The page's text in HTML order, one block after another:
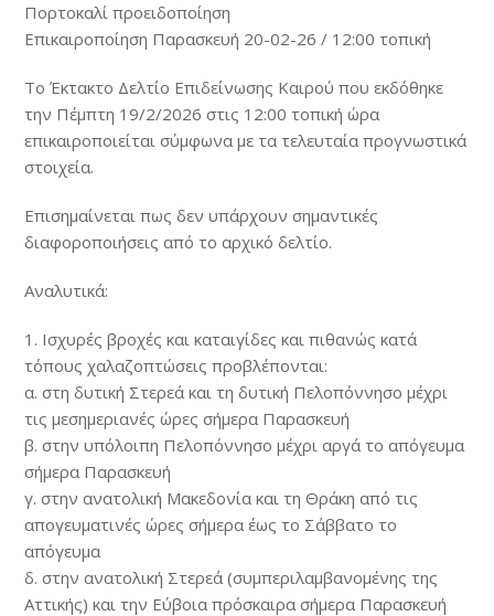
Πορτοκαλί προειδοποίηση
Επικαιροποίηση Παρασκευή 20-02-26 / 12:00 τοπική
Το Έκτακτο Δελτίο Επιδείνωσης Καιρού που εκδόθηκε
την Πέμπτη 19/2/2026 στις 12:00 τοπική ώρα
επικαιροποιείται σύμφωνα με τα τελευταία προγνωστικά
στοιχεία.
Επισημαίνεται πως δεν υπάρχουν σημαντικές
διαφοροποιήσεις από το αρχικό δελτίο.
Αναλυτικά:
1. Ισχυρές βροχές και καταιγίδες και πιθανώς κατά
τόπους χαλαζοπτώσεις προβλέπονται:
α. στη δυτική Στερεά και τη δυτική Πελοπόννησο μέχρι
τις μεσημεριανές ώρες σήμερα Παρασκευή
β. στην υπόλοιπη Πελοπόννησο μέχρι αργά το απόγευμα
σήμερα Παρασκευή
γ. στην ανατολική Μακεδονία και τη Θράκη από τις
απογευματινές ώρες σήμερα έως το Σάββατο το
απόγευμα
δ. στην ανατολική Στερεά (συμπεριλαμβανομένης της
Αττικής) και την Εύβοια πρόσκαιρα σήμερα Παρασκευή